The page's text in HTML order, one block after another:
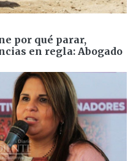
por qué parar,
en regla: Abogado